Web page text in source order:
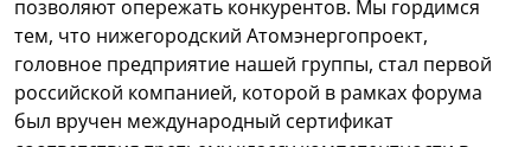
позволяют опережать конкурентов. Мы гордимся
тем, что нижегородский Атомэнергопроект,
головное предприятие нашей группы, стал первой
российской компанией, которой в рамках форума
был вручен международный сертификат